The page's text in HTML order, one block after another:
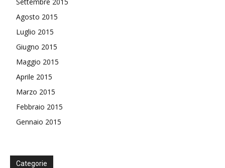
Agosto 2015
Luglio 2015
Giugno 2015
Maggio 2015
Aprile 2015
Marzo 2015
Febbraio 2015
Gennaio 2015
Categorie